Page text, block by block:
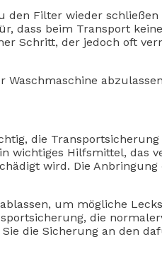
den Filter wieder
dass beim Transport keine
Schritt, der jedoch oft
Waschmaschine
die Transportsicherung
wichtiges Hilfsmittel, das
wird. Die Anbringung
um mögliche
die
die Sicherung an den